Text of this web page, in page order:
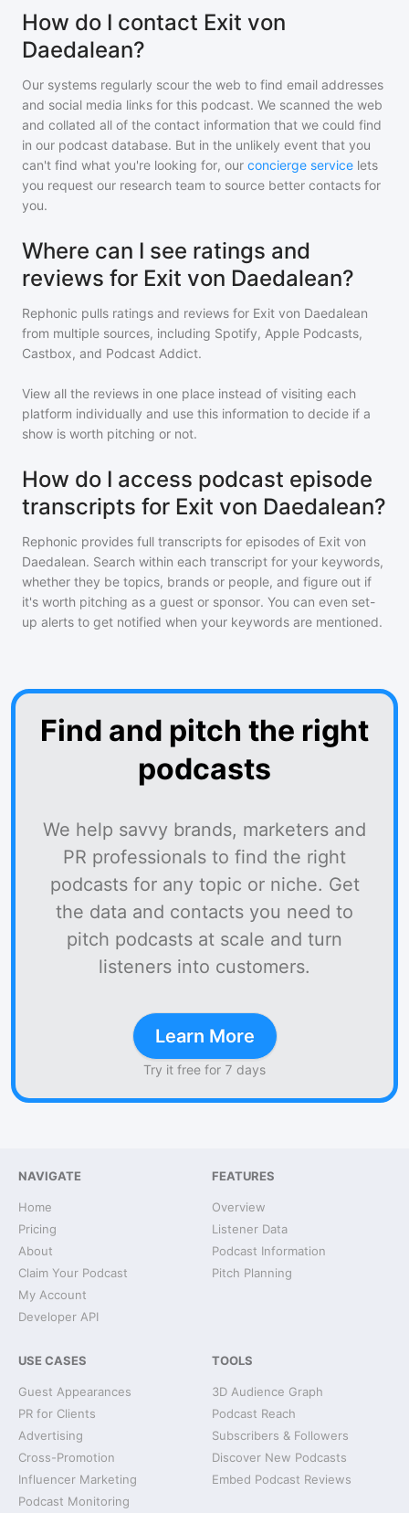
How do I contact Exit von
Daedalean?
Our systems regularly scour the web to find email addresses
and social media links for this podcast. We scanned the web
and collated all of the contact information that we could find
in our podcast database. But in the unlikely event that you
can't find what you're looking for, our concierge service lets
you request our research team to source better contacts for
you.
Where can I see ratings and
reviews for Exit von Daedalean?
Rephonic pulls ratings and reviews for Exit von Daedalean
from multiple sources, including Spotify, Apple Podcasts,
Castbox, and Podcast Addict.
View all the reviews in one place instead of visiting each
platform individually and use this information to decide if a
show is worth pitching or not.
How do I access podcast episode
transcripts for Exit von Daedalean?
Rephonic provides full transcripts for episodes of Exit von
Daedalean. Search within each transcript for your keywords,
whether they be topics, brands or people, and figure out if
it's worth pitching as a guest or sponsor. You can even set-
up alerts to get notified when your keywords are mentioned.
Find and pitch the right
podcasts
We help savvy brands, marketers and
PR professionals to find the right
podcasts for any topic or niche. Get
the data and contacts you need to
pitch podcasts at scale and turn
listeners into customers.
Learn More
Try it free for 7 days
NAVIGATE
Home
Pricing
About
Claim Your Podcast
My Account
Developer API
FEATURES
Overview
Listener Data
Podcast Information
Pitch Planning
USE CASES
Guest Appearances
PR for Clients
Advertising
Cross-Promotion
Influencer Marketing
Podcast Monitoring
TOOLS
3D Audience Graph
Podcast Reach
Subscribers & Followers
Discover New Podcasts
Embed Podcast Reviews